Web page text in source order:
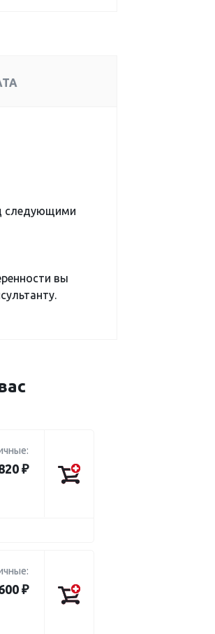
следующими
вы
₽
₽